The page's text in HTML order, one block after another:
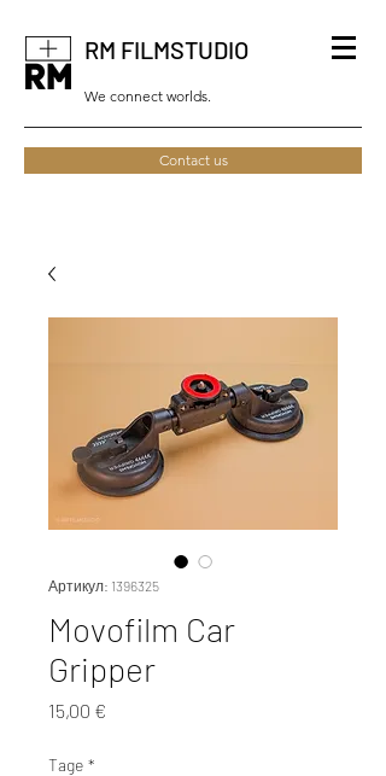
RM FILMSTUDIO
We connect worlds.
Contact us
Артикул: 1396325
Movofilm Car
Gripper
15,00 €
Tage *